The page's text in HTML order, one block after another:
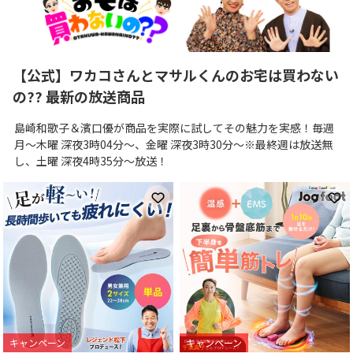
【公式】ワカコさんとマサルくんのお宅は買わない
の?? 最新の放送商品
島崎和歌子＆濱口優が商品を実際に試してその魅力を実感！毎週
月～木曜 深夜3時04分～、金曜 深夜3時30分～※最終週は放送無
し、土曜 深夜4時35分～放送！
お気に入りに登録
キャンペーン
お
キャンペーン